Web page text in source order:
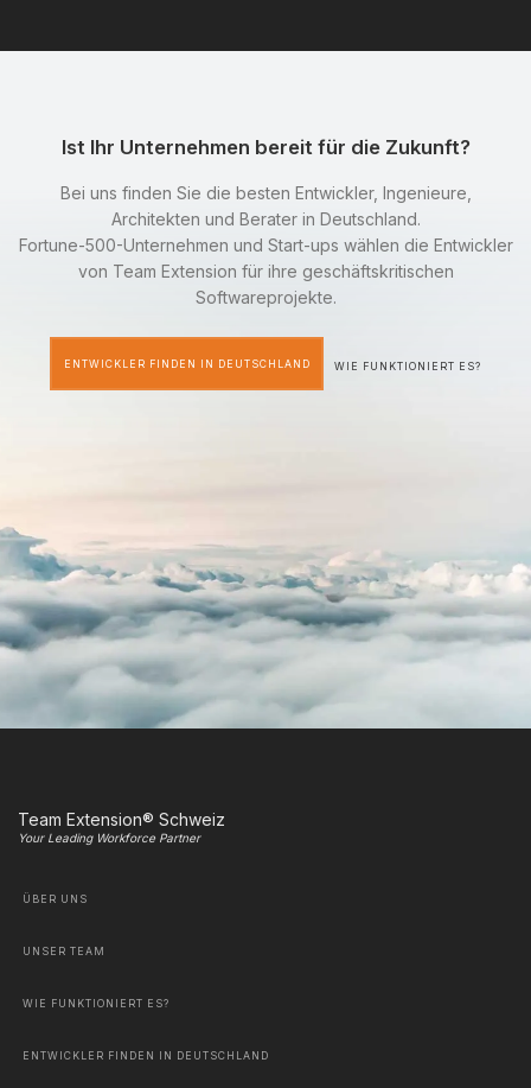
Ist Ihr Unternehmen bereit für die Zukunft?
Bei uns finden Sie die besten Entwickler, Ingenieure,
Architekten und Berater in Deutschland.
Fortune-500-Unternehmen und Start-ups wählen die Entwickler
von Team Extension für ihre geschäftskritischen
Softwareprojekte.
ENTWICKLER FINDEN IN DEUTSCHLAND WIE FUNKTIONIERT ES?
Team Extension® Schweiz
Your Leading Workforce Partner
ÜBER UNS
UNSER TEAM
WIE FUNKTIONIERT ES?
ENTWICKLER FINDEN IN DEUTSCHLAND